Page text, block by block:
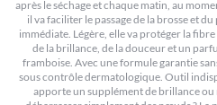
après le séchage et chaque matin, au
il va faciliter le passage de la brosse et
immédiate. Légère, elle va protéger la
de la brillance, de la douceur et un
framboise. Avec une formule garantie
sous contrôle dermatologique. Outil
apporte un supplément de brillance ou